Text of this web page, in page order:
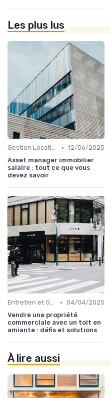
Les plus lus
Gestion Locative et Asset Management • 12/06/2025
Asset manager immobilier
salaire : tout ce que vous
devez savoir
Entretien et Gestion du Risque Immobilier • 04/04/2025
Vendre une propriété
commerciale avec un toit en
amiante : défis et solutions
À lire aussi